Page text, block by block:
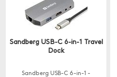
Sandberg USB-C 6-in-1 Travel
Dock
Sandberg USB-C 6-in-1 -